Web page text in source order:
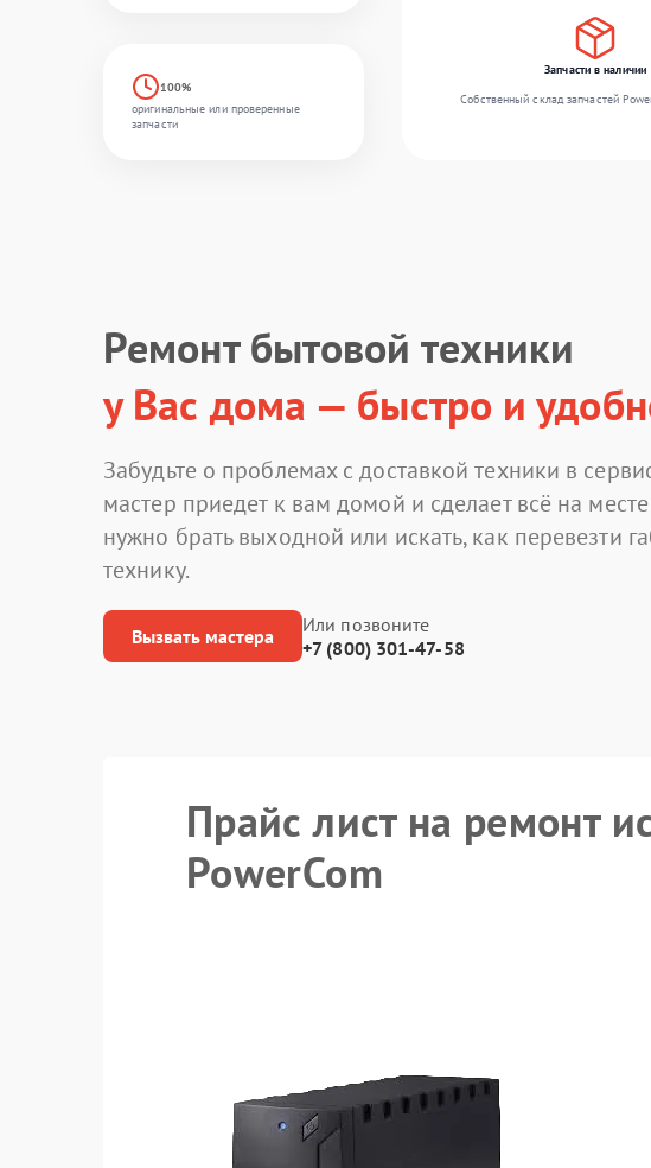
100%
оригинальные или проверенные
запчасти
Запчасти в наличии
Собственный склад запчастей
Ремонт бытовой техники
у Вас дома — быстро и
Забудьте о проблемах с доставкой техники в
мастер приедет к вам домой и сделает всё на
нужно брать выходной или искать, как перевезти
технику.
Вызвать мастера
Или позвоните
+7 (800) 301-47-58
Прайс лист на ремонт
PowerCom